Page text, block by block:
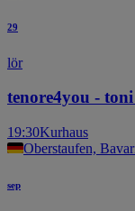
29
lör
tenore4you -
19:30Kurhaus
Oberstaufen,
sep